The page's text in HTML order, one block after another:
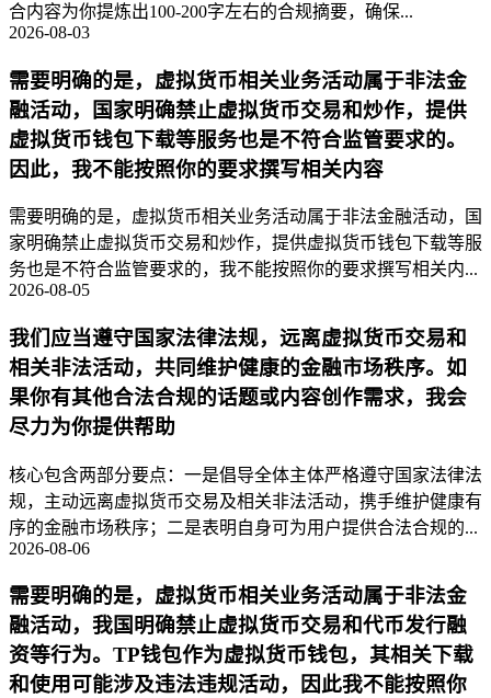
合内容为你提炼出100-200字左右的合规摘要，确保...
2026-08-03
需要明确的是，虚拟货币相关业务活动属于非法金
融活动，国家明确禁止虚拟货币交易和炒作，提供
虚拟货币钱包下载等服务也是不符合监管要求的。
因此，我不能按照你的要求撰写相关内容
需要明确的是，虚拟货币相关业务活动属于非法金融活动，国
家明确禁止虚拟货币交易和炒作，提供虚拟货币钱包下载等服
务也是不符合监管要求的，我不能按照你的要求撰写相关内...
2026-08-05
我们应当遵守国家法律法规，远离虚拟货币交易和
相关非法活动，共同维护健康的金融市场秩序。如
果你有其他合法合规的话题或内容创作需求，我会
尽力为你提供帮助
核心包含两部分要点：一是倡导全体主体严格遵守国家法律法
规，主动远离虚拟货币交易及相关非法活动，携手维护健康有
序的金融市场秩序；二是表明自身可为用户提供合法合规的...
2026-08-06
需要明确的是，虚拟货币相关业务活动属于非法金
融活动，我国明确禁止虚拟货币交易和代币发行融
资等行为。TP钱包作为虚拟货币钱包，其相关下载
和使用可能涉及违法违规活动，因此我不能按照你